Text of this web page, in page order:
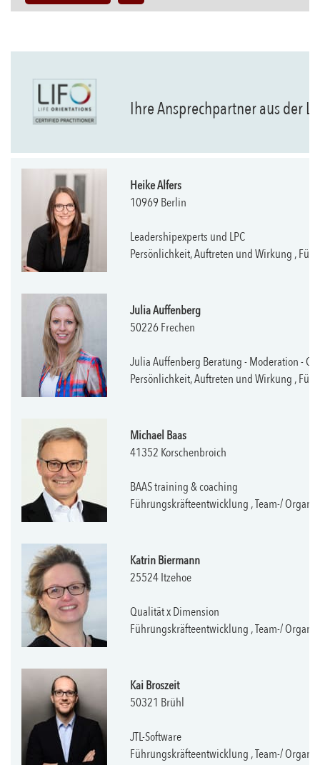
Ihre Ansprechpartner aus der
Heike Alfers
10969 Berlin
Leadershipexperts und LPC
Persönlichkeit, Auftreten und Wirkung ,
Julia Auffenberg
50226 Frechen
Julia Auffenberg Beratung - Moderation -
Persönlichkeit, Auftreten und Wirkung ,
Michael Baas
41352 Korschenbroich
BAAS training & coaching
Führungskräfteentwicklung , Team-/
Katrin Biermann
25524 Itzehoe
Qualität x Dimension
Führungskräfteentwicklung , Team-/
Kai Broszeit
50321 Brühl
JTL-Software
Führungskräfteentwicklung , Team-/